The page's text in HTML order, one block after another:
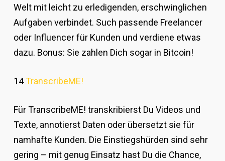
Welt mit leicht zu erledigenden, erschwinglichen
Aufgaben verbindet. Such passende Freelancer
oder Influencer für Kunden und verdiene etwas
dazu. Bonus: Sie zahlen Dich sogar in Bitcoin!
14TranscribeME!
Für TranscribeME! transkribierst Du Videos und
Texte, annotierst Daten oder übersetzt sie für
namhafte Kunden. Die Einstiegshürden sind sehr
gering – mit genug Einsatz hast Du die Chance,